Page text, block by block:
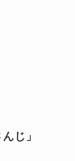
じ」